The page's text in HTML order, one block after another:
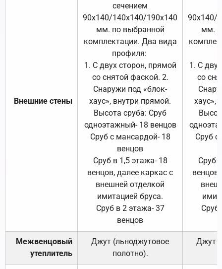
Внешние стены
сечением
90х140/140х140/190х140
мм. по выбранной
комплектации. Два вида
профиля:
1. С двух сторон, прямой
со снятой фаской. 2.
Снаружи под «блок-
хаус», внутри прямой.
Высота сруба: Сруб
одноэтажный- 18 венцов
Сруб с мансардой- 18
венцов
Сруб в 1,5 этажа- 18
венцов, далее каркас с
внешней отделкой
имитацией бруса.
Сруб в 2 этажа- 37
венцов
90х140/
мм.
1. С
со
хаус»,
Сруб с
Сруб
Сруб
Межвенцовый
утеплитель
Джут (льноджутовое
полотно).
Джут